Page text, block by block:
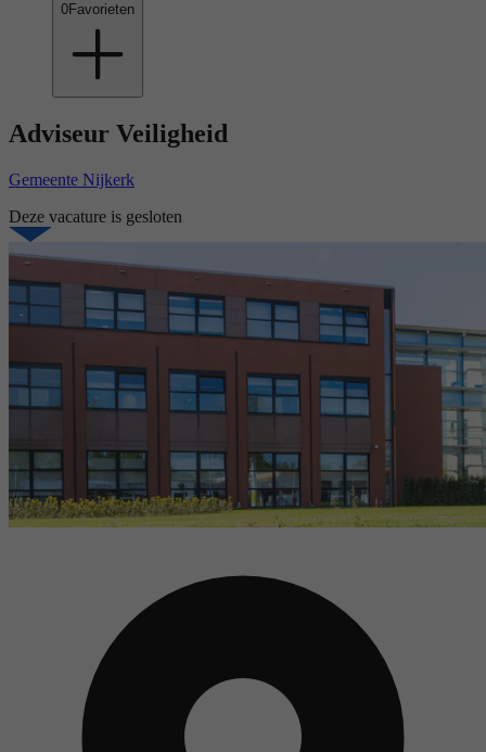
0Favorieten
Adviseur Veiligheid
Gemeente Nijkerk
Deze vacature is gesloten